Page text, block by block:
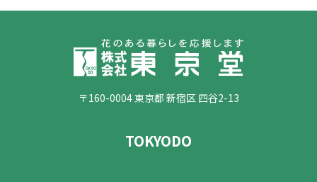
〒160-0004 東京都 新宿区 四谷2-13
TOKYODO